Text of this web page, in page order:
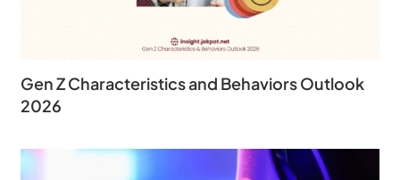
Gen Z Characteristics and Behaviors Outlook
2026